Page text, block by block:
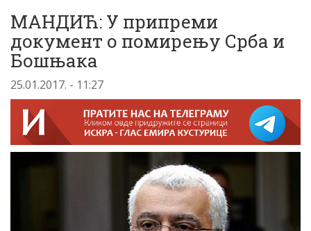
МАНДИЋ: У припреми
документ о помирењу Срба и
Бошњака
25.01.2017. - 11:27